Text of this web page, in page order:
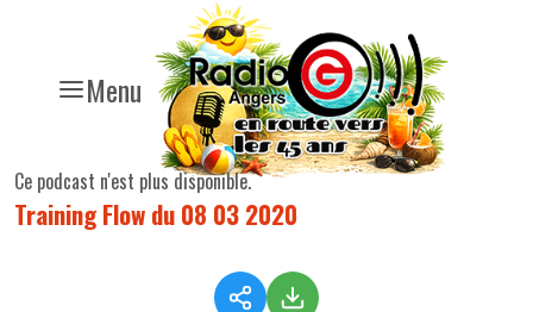
Menu
Ce podcast n'est plus disponible.
Training Flow du 08 03 2020